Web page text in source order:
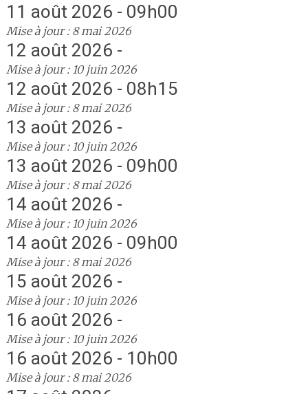
11 août 2026 - 09h00
Mise à jour : 8 mai 2026
12 août 2026 -
Mise à jour : 10 juin 2026
12 août 2026 - 08h15
Mise à jour : 8 mai 2026
13 août 2026 -
Mise à jour : 10 juin 2026
13 août 2026 - 09h00
Mise à jour : 8 mai 2026
14 août 2026 -
Mise à jour : 10 juin 2026
14 août 2026 - 09h00
Mise à jour : 8 mai 2026
15 août 2026 -
Mise à jour : 10 juin 2026
16 août 2026 -
Mise à jour : 10 juin 2026
16 août 2026 - 10h00
Mise à jour : 8 mai 2026